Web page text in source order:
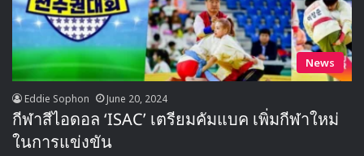
News
Eddie Sophon June 20, 2024
กีฬาสีไอดอล ‘ISAC’ เตรียมคัมแบค เพิ่มกีฬาใหม่
ในการแข่งขัน